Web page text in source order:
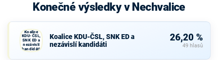
Konečné výsledky v Nechvalice
Koalice
KDU-ČSL,
SNK ED a
nezávislí
kandidáti
Koalice KDU-ČSL, SNK ED a
nezávislí kandidáti
26,20 %
49 hlasů